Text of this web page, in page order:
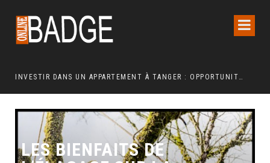
INVESTIR DANS UN APPARTEMENT À TANGER : OPPORTUNITÉS ET POINTS ESSENTIELS À CONNAÎTRE
LES BIENFAITS DE